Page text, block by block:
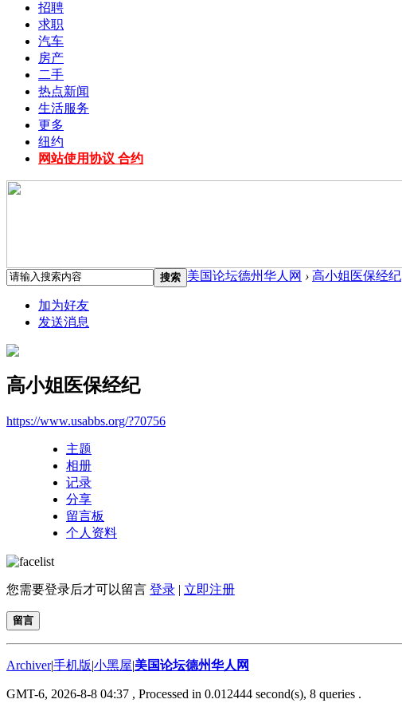
招聘
求职
汽车
房产
二手
热点新闻
生活服务
更多
纽约
网站使用协议 合约
搜索 美国论坛德州华人网 › 高小姐医保经纪
加为好友
发送消息
高小姐医保经纪
https://www.usabbs.org/?70756
主题
相册
记录
分享
留言板
个人资料
您需要登录后才可以留言 登录 | 立即注册
留言
Archiver|手机版|小黑屋|美国论坛德州华人网
GMT-6, 2026-8-8 04:37 , Processed in 0.012444 second(s), 8 queries .